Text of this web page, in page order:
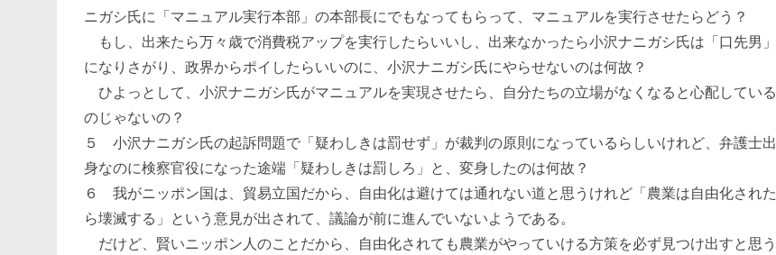
ニガシ氏に「マニュアル実行本部」の本部長にでもなってもらって、マニュアルを実行させたらどう？
もし、出来たら万々歳で消費税アップを実行したらいいし、出来なかったら小沢ナニガシ氏は「口先男」
になりさがり、政界からポイしたらいいのに、小沢ナニガシ氏にやらせないのは何故？
ひよっとして、小沢ナニガシ氏がマニュアルを実現させたら、自分たちの立場がなくなると心配している
のじゃないの？
５ 小沢ナニガシ氏の起訴問題で「疑わしきは罰せず」が裁判の原則になっているらしいけれど、弁護士出
身なのに検察官役になった途端「疑わしきは罰しろ」と、変身したのは何故？
６ 我がニッポン国は、貿易立国だから、自由化は避けては通れない道と思うけれど「農業は自由化された
ら壊滅する」という意見が出されて、議論が前に進んでいないようである。
だけど、賢いニッポン人のことだから、自由化されても農業がやっていける方策を必ず見つけ出すと思う